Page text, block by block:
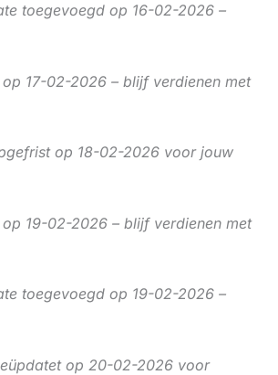
toegevoegd op 16-02-2026 –
op 17-02-2026 – blijf verdienen met
op 18-02-2026 voor jouw
op 19-02-2026 – blijf verdienen met
toegevoegd op 19-02-2026 –
op 20-02-2026 voor